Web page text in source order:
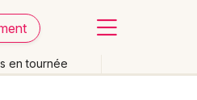
en tournée